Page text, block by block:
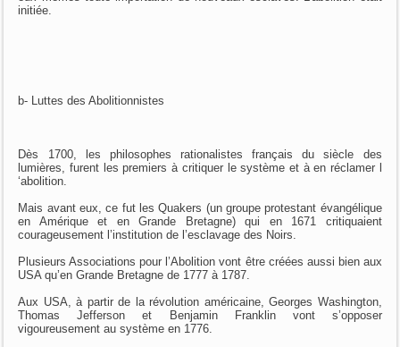
initiée.
b- Luttes des Abolitionnistes
Dès 1700, les philosophes rationalistes français du siècle des
lumières, furent les premiers à critiquer le système et à en réclamer l
‘abolition.
Mais avant eux, ce fut les Quakers (un groupe protestant évangélique
en Amérique et en Grande Bretagne) qui en 1671 critiquaient
courageusement l’institution de l’esclavage des Noirs.
Plusieurs Associations pour l’Abolition vont être créées aussi bien aux
USA qu’en Grande Bretagne de 1777 à 1787.
Aux USA, à partir de la révolution américaine, Georges Washington,
Thomas Jefferson et Benjamin Franklin vont s’opposer
vigoureusement au système en 1776.